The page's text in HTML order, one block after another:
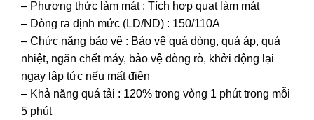
– Phương thức làm mát : Tích hợp quạt làm mát
– Dòng ra định mức (LD/ND) : 150/110A
– Chức năng bảo vệ : Bảo vệ quá dòng, quá áp, quá
nhiệt, ngăn chết máy, bảo vệ dòng rò, khởi động lại
ngay lập tức nếu mất điện
– Khả năng quá tải : 120% trong vòng 1 phút trong mỗi
5 phút